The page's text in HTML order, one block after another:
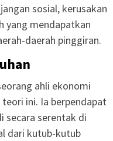
sosial, kerusakan
yang mendapatkan
daerah pinggiran.
ahli ekonomi
ini. Ia berpendapat
secara serentak di
dari kutub-kutub